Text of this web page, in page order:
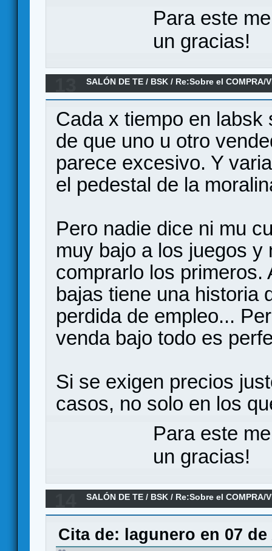
Para este
un gracias!
SALÓN DE TE / BSK / Re:Sobre el COMPRA/
Cada x tiempo en labsk
de que uno u otro
parece excesivo. Y
el pedestal de la
Pero nadie dice ni mu
muy bajo a los juegos
comprarlo los primeros.
bajas tiene una historia
perdida de empleo...
venda bajo todo es
Si se exigen precios
casos, no solo en los
Para este
un gracias!
SALÓN DE TE / BSK / Re:Sobre el COMPRA/
Cita de: lagunero en 07